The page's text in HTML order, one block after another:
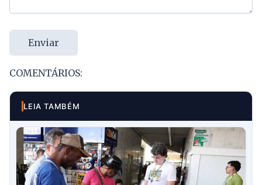
Enviar
COMENTÁRIOS:
LEIA TAMBÉM